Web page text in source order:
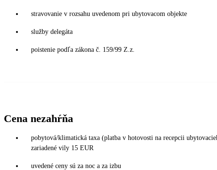
stravovanie v rozsahu uvedenom pri ubytovacom objekte
služby delegáta
poistenie podľa zákona č. 159/99 Z.z.
Cena nezahŕňa
pobytová/klimatická taxa (platba v hotovosti na recepcii
zariadené vily 15 EUR
uvedené ceny sú za noc a za izbu